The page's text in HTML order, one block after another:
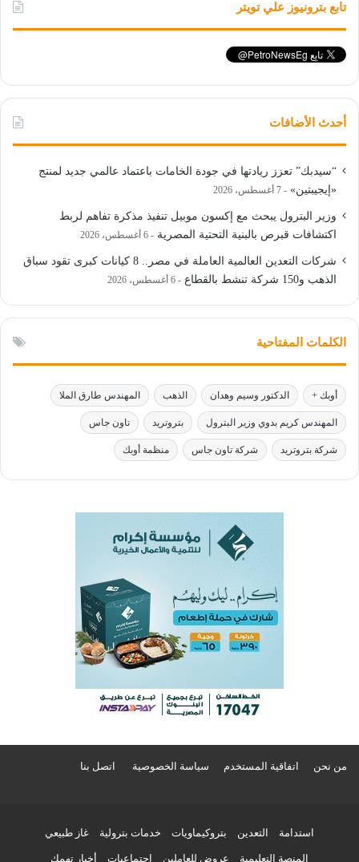
تابع بترونيوز علي تويتر
أحدث الأضافات
“سيدبك” تعزز ريادتها في جودة الخامات باعتماد عالمي جديد لمنتج
«إيجيبتين»
7 أغسطس، 2026
وزير البترول يبحث مع إكسون موبيل تنفيذ مذكرة تفاهم لربط
اكتشافات قبرص بالبنية التحتية المصرية
6 أغسطس، 2026
شركات التعدين العالمية العاملة في مصر.. 8 كيانات كبرى تقود سباق
الذهب و150 شركة تنشط بالقطاع
6 أغسطس، 2026
الكلمات المفتاحية
أوبك + الدكتور وسيم وهدان الذهب المهندس طارق الملا
المهندس كريم بدوي وزير البترول بتروتريد تاون جاس
شركة بتروتريد شركة تاون جاس منظمة أوبك
من نحن اتفاقية المستخدم سياسة الخصوصية اتصل بنا
استدامة التعدين بتروكيماويات خدمات بترولية غاز طبيعي
المنصة التعليمية عروض للعاملين اجتماعيات أخبار تهمك